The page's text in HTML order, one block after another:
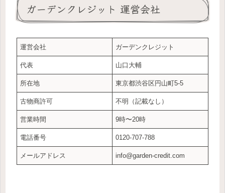
ガーデンクレジット 運営会社
運営会社 ガーデンクレジット
代表 山口大輔
所在地 東京都渋谷区円山町5-5
古物商許可 不明（記載なし）
営業時間 9時〜20時
電話番号 0120-707-788
メールアドレス info@garden-credit.com